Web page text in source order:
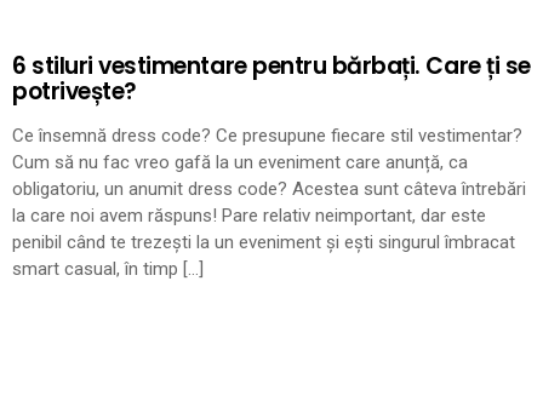
6 stiluri vestimentare pentru bărbați. Care ți se
potrivește?
Ce însemnă dress code? Ce presupune fiecare stil vestimentar?
Cum să nu fac vreo gafă la un eveniment care anunță, ca
obligatoriu, un anumit dress code? Acestea sunt câteva întrebări
la care noi avem răspuns! Pare relativ neimportant, dar este
penibil când te trezești la un eveniment și ești singurul îmbracat
smart casual, în timp […]